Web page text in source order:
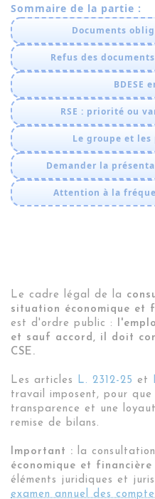
Sommaire de la partie :
Documents
Refus des
BDESE
RSE : priorité ou
Le groupe et les
Demander la
Attention à la
Le cadre légal de la
situation économique et
est d'ordre public :
et sauf accord, il doit
CSE.
Les articles L. 2312-25 et
travail imposent, pour
transparence et une
remise de bilans.
Important : la
économique et financière
éléments juridiques et
examen annuel des